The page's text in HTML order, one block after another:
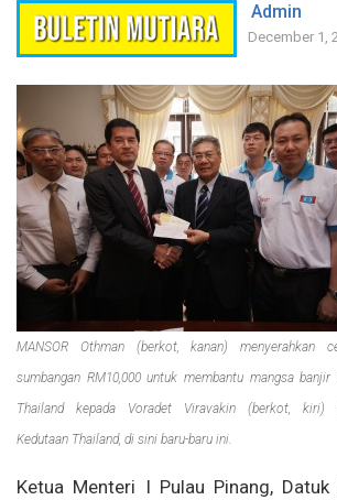
Admin
December 1,
MANSOR Othman (berkot, kanan) menyerahkan
sumbangan RM10,000 untuk membantu mangsa banjir
Thailand kepada Voradet Viravakin (berkot, kiri)
Kedutaan Thailand, di sini baru-baru ini.
Ketua Menteri I Pulau Pinang,